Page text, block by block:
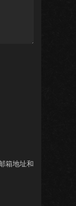
箱地址和